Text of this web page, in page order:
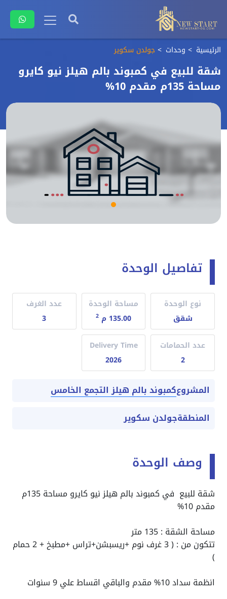
الرئيسية وحدات جولدن سكوير
شقة للبيع في كمبوند بالم هيلز نيو كايرو
مساحة 135م مقدم 10%
تفاصيل الوحدة
نوع الوحدة
شقق
مساحة الوحدة
135.00 م
2
عدد الغرف
3
عدد الحمامات
2
Delivery Time
2026
المشروعكمبوند بالم هيلز التجمع الخامس
المنطقةجولدن سكوير
وصف الوحدة
شقة للبيع في كمبوند بالم هيلز نيو كايرو مساحة 135م
مقدم 10%
مساحة الشقة : 135 متر
تتكون من : ( 3 غرف نوم +ريسبشن+تراس +مطبخ + 2 حمام
)
انظمة سداد 10% مقدم والباقي اقساط علي 9 سنوات